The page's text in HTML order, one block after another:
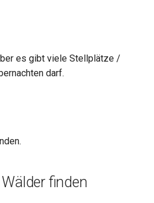
es gibt viele Stellplätze /
darf.
finden